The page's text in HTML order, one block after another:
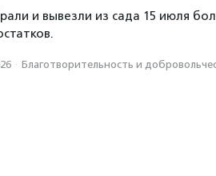
и вывезли из сада 15 июля
· Благотвори­тель­ность и